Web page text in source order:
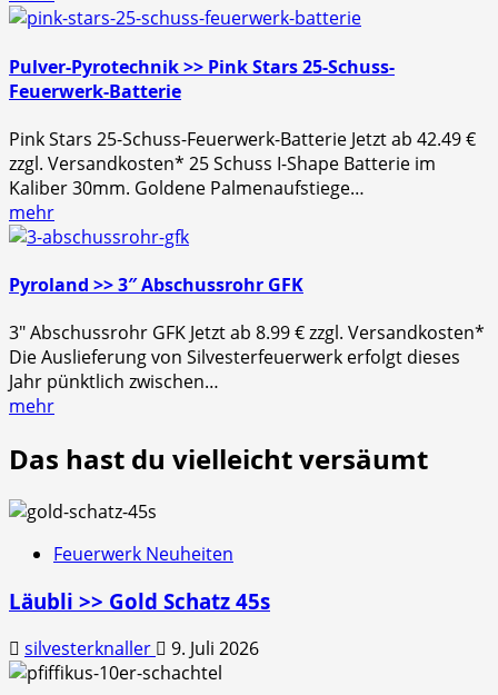
Pulver-Pyrotechnik >> Pink Stars 25-Schuss-
Feuerwerk-Batterie
Pink Stars 25-Schuss-Feuerwerk-Batterie Jetzt ab 42.49 €
zzgl. Versandkosten* 25 Schuss I-Shape Batterie im
Kaliber 30mm. Goldene Palmenaufstiege…
mehr
Pyroland >> 3″ Abschussrohr GFK
3″ Abschussrohr GFK Jetzt ab 8.99 € zzgl. Versandkosten*
Die Auslieferung von Silvesterfeuerwerk erfolgt dieses
Jahr pünktlich zwischen…
mehr
Das hast du vielleicht versäumt
Feuerwerk Neuheiten
Läubli >> Gold Schatz 45s
silvesterknaller 9. Juli 2026